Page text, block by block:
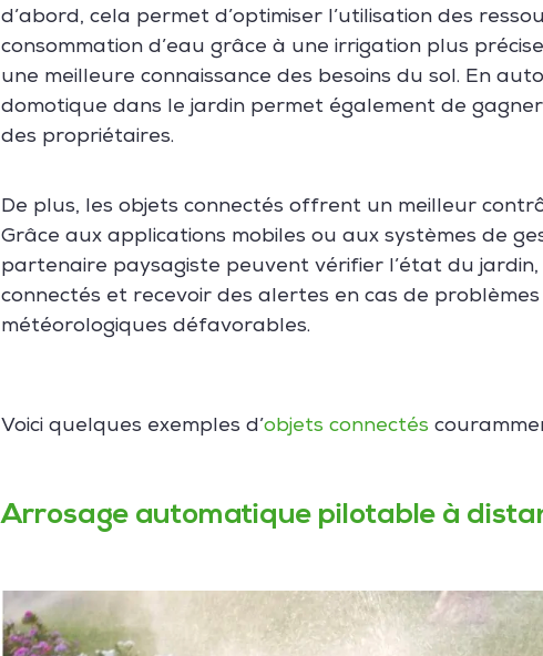
d’abord, cela permet d’optimiser l’utilisation des
consommation d’eau grâce à une irrigation plus
une meilleure connaissance des besoins du sol. En
domotique dans le jardin permet également de
des propriétaires.
De plus, les objets connectés offrent un meilleur
Grâce aux applications mobiles ou aux systèmes de
partenaire paysagiste peuvent vérifier l’état du
connectés et recevoir des alertes en cas de
météorologiques défavorables.
Voici quelques exemples d’objets connectés
Arrosage automatique pilotable à